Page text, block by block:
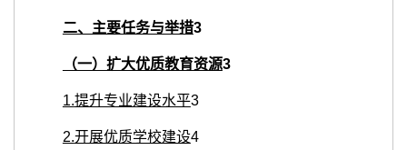
二、主要任务与举措3
（一）扩大优质教育资源3
1.提升专业建设水平3
2.开展优质学校建设4